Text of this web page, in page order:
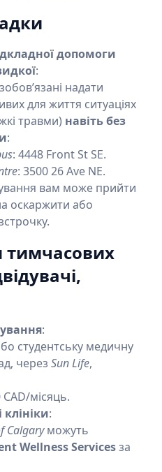
допомоги
:
надати
для життя ситуаціях
травми) навіть без
:
: 4448 Front St SE.
: 3500 26 Ave NE.
вам може прийти
оскаржити або
тимчасових
:
студентську медичну
через Sun Life,
CAD/місяць.
клініки:
Calgaryможуть
Wellness Servicesза